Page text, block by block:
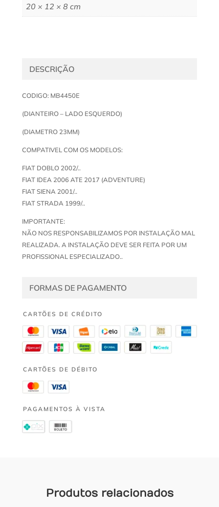
20 × 12 × 8 cm
DESCRIÇÃO
CODIGO: MB4450E
(DIANTEIRO – LADO ESQUERDO)
(DIAMETRO 23MM)
COMPATIVEL COM OS MODELOS:
FIAT DOBLO 2002/..
FIAT IDEA 2006 ATE 2017 (ADVENTURE)
FIAT SIENA 2001/..
FIAT STRADA 1999/..
IMPORTANTE:
NÃO NOS RESPONSABILIZAMOS POR INSTALAÇÃO MAL
REALIZADA. A INSTALAÇÃO DEVE SER FEITA POR UM
PROFISSIONAL ESPECIALIZADO..
FORMAS DE PAGAMENTO
CARTÕES DE CRÉDITO
CARTÕES DE DÉBITO
PAGAMENTOS À VISTA
Produtos relacionados